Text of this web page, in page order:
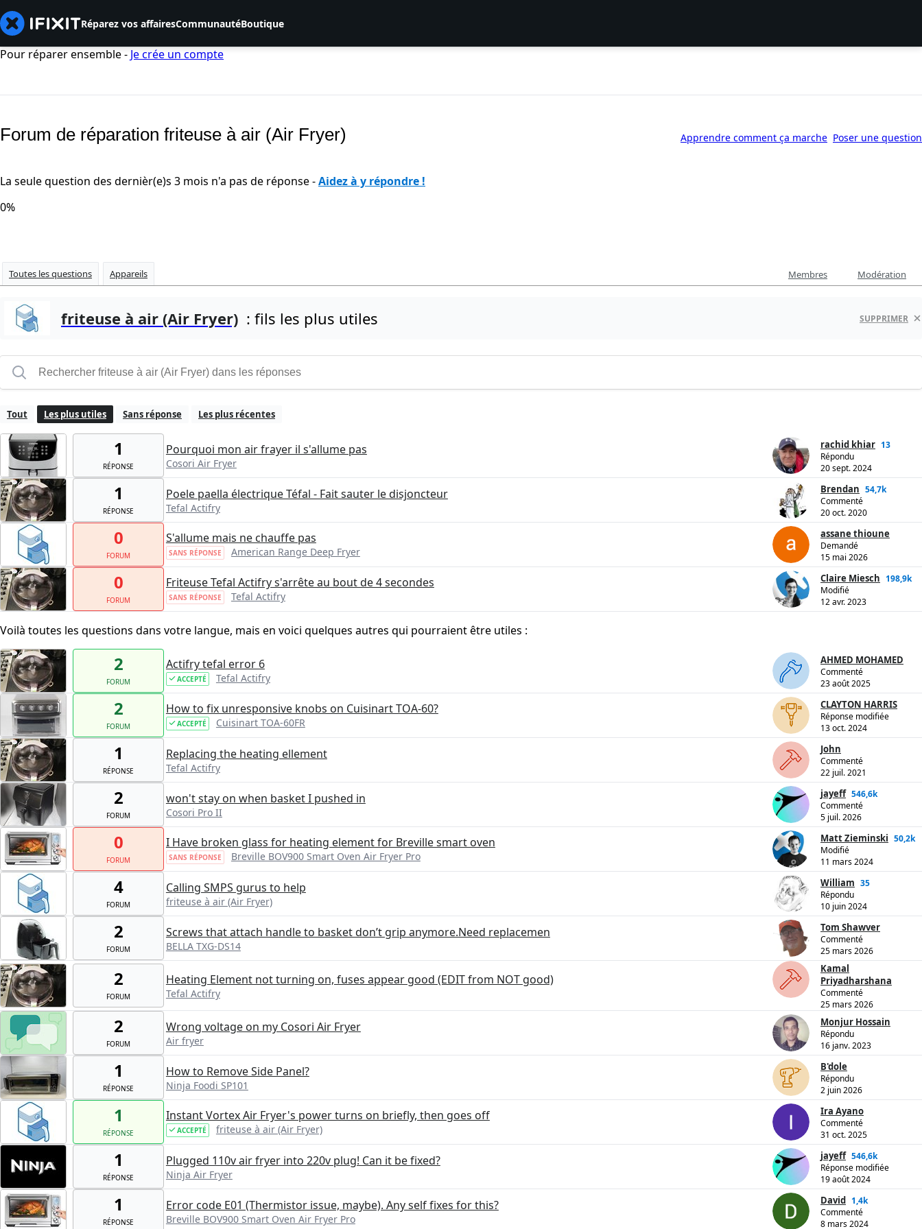
Réparez vos affairesCommunautéBoutique
Pour réparer ensemble - Je crée un compte
Forum de réparation friteuse à air (Air Fryer) Apprendre comment ça marche Poser une question
La seule question des dernièr(e)s 3 mois n'a pas de réponse -Aidez à y répondre !
0%
Toutes les questions Appareils Membres Modération
friteuse à air (Air Fryer) : fils les plus utiles SUPPRIMER
Tout Les plus utiles Sans réponse Les plus récentes
1
RÉPONSE
Pourquoi mon air frayer il s'allume pas
Cosori Air Fryer
rachid khiar 13
Répondu
20 sept. 2024
1
RÉPONSE
Poele paella électrique Téfal - Fait sauter le disjoncteur
Tefal Actifry
Brendan 54,7k
Commenté
20 oct. 2020
0
FORUM
S'allume mais ne chauffe pas
SANS RÉPONSE American Range Deep Fryer
assane thioune
Demandé
15 mai 2026
0
FORUM
Friteuse Tefal Actifry s'arrête au bout de 4 secondes
SANS RÉPONSE Tefal Actifry
Claire Miesch 198,9k
Modifié
12 avr. 2023
Voilà toutes les questions dans votre langue, mais en voici quelques autres qui pourraient être utiles :
2
FORUM
Actifry tefal error 6
ACCEPTÉ Tefal Actifry
AHMED MOHAMED
Commenté
23 août 2025
2
FORUM
How to fix unresponsive knobs on Cuisinart TOA-60?
ACCEPTÉ Cuisinart TOA-60FR
CLAYTON HARRIS
Réponse modifiée
13 oct. 2024
1
RÉPONSE
Replacing the heating ellement
Tefal Actifry
John
Commenté
22 juil. 2021
2
FORUM
won't stay on when basket I pushed in
Cosori Pro II
jayeff 546,6k
Commenté
5 juil. 2026
0
FORUM
I Have broken glass for heating element for Breville smart oven
SANS RÉPONSE Breville BOV900 Smart Oven Air Fryer Pro
Matt Zieminski 50,2k
Modifié
11 mars 2024
4
FORUM
Calling SMPS gurus to help
friteuse à air (Air Fryer)
William 35
Répondu
10 juin 2024
2
FORUM
Screws that attach handle to basket don’t grip anymore.Need replacemen
BELLA TXG-DS14
Tom Shawver
Commenté
25 mars 2026
2
FORUM
Heating Element not turning on, fuses appear good (EDIT from NOT good)
Tefal Actifry
Kamal
Priyadharshana
Commenté
25 mars 2026
2
FORUM
Wrong voltage on my Cosori Air Fryer
Air fryer
Monjur Hossain
Répondu
16 janv. 2023
1
RÉPONSE
How to Remove Side Panel?
Ninja Foodi SP101
B'dole
Répondu
2 juin 2026
1
RÉPONSE
Instant Vortex Air Fryer's power turns on briefly, then goes off
ACCEPTÉ friteuse à air (Air Fryer)
Ira Ayano
Commenté
31 oct. 2025
1
RÉPONSE
Plugged 110v air fryer into 220v plug! Can it be fixed?
Ninja Air Fryer
jayeff 546,6k
Réponse modifiée
19 août 2024
1
RÉPONSE
Error code E01 (Thermistor issue, maybe). Any self fixes for this?
Breville BOV900 Smart Oven Air Fryer Pro
David 1,4k
Commenté
8 mars 2024